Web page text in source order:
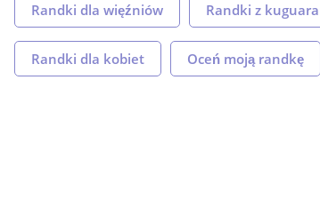
Randki dla więźniów Randki z
Randki dla kobiet Oceń moją randkę